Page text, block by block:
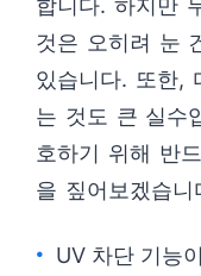
합니다. 하지만
것은 오히려 눈
있습니다. 또한,
는 것도 큰 실수
호하기 위해 반
을 짚어보겠습니
UV 차단 기능